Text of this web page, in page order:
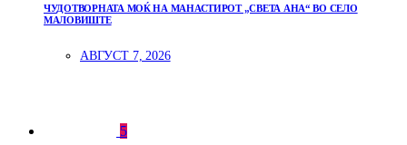
ЧУДОТВОРНАТА МОЌ НА МАНАСТИРОТ „СВЕТА АНА“ ВО СЕЛО
МАЛОВИШТЕ
АВГУСТ 7, 2026
5